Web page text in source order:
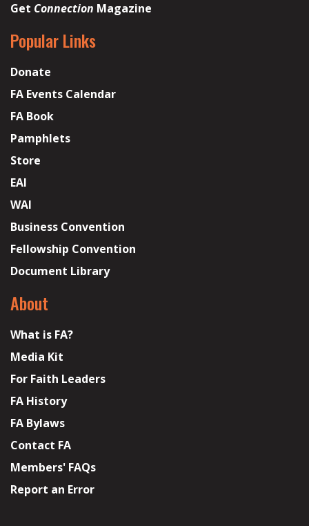
Get Connection Magazine
Popular Links
Donate
FA Events Calendar
FA Book
Pamphlets
Store
EAI
WAI
Business Convention
Fellowship Convention
Document Library
About
What is FA?
Media Kit
For Faith Leaders
FA History
FA Bylaws
Contact FA
Members' FAQs
Report an Error